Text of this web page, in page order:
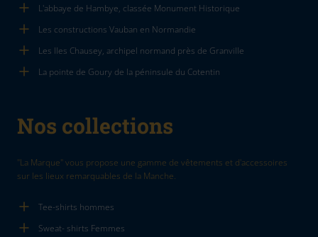
L'abbaye de Hambye, classée Monument Historique
Les constructions Vauban en Normandie
Les Iles Chausey, archipel normand près de Granville
La pointe de Goury de la péninsule du Cotentin
Nos collections
"La Marque" vous propose une gamme de vêtements et d'accessoires
sur les lieux remarquables de la Manche.
Tee-shirts hommes
Sweat- shirts Femmes